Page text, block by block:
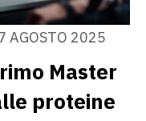
AGOSTO 2025
Master
proteine